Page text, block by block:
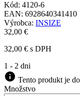
Kód: 4120-6
EAN: 6928640341410
Výrobca: INSIZE
32,00 €
32,00 € s DPH
1 - 2 dni
info Tento produkt je
Množstvo